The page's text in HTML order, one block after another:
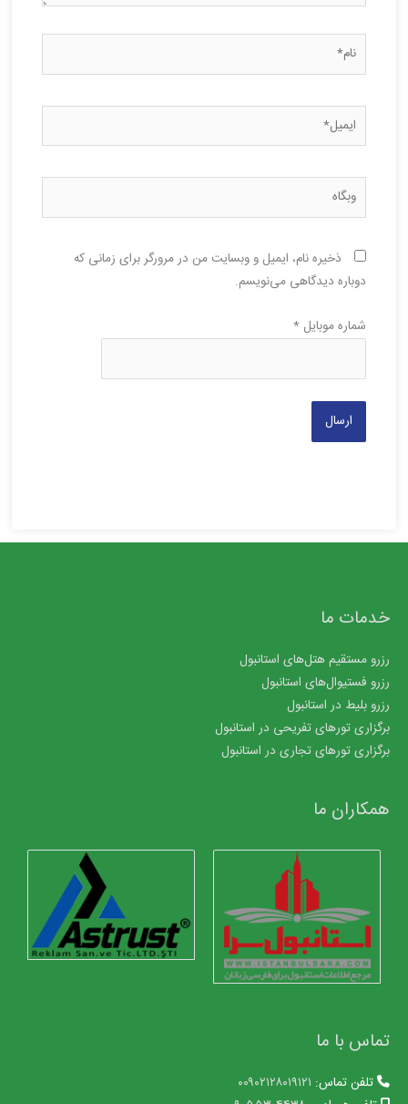
نام*
ایمیل*
وبگاه
ذخیره نام، ایمیل و وبسایت من در مرورگر برای زمانی که
دوباره دیدگاهی می‌نویسم.
شماره موبایل*
خدمات ما
رزرو مستقیم هتل‌های استانبول
رزرو فستیوال‌های استانبول
رزرو بلیط در استانبول
برگزاری تورهای تفریحی در استانبول
برگزاری تورهای تجاری در استانبول
همکاران ما
تماس با ما
تلفن تماس: ۰۰۹۰۲۱۲۸۰۱۹۱۲۱